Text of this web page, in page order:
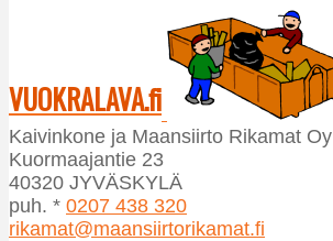
valinnat
tuotteen
sivulla.
VUOKRALAVA.fi
Kaivinkone ja Maansiirto Rikamat Oy
Kuormaajantie 23
40320 JYVÄSKYLÄ
puh. * 0207 438 320
rikamat@maansiirtorikamat.fi